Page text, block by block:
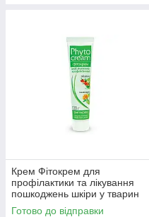
Крем Фітокрем для
профілактики та лікування
пошкоджень шкіри у тварин
100 г O.L.KAR
Готово до відправки